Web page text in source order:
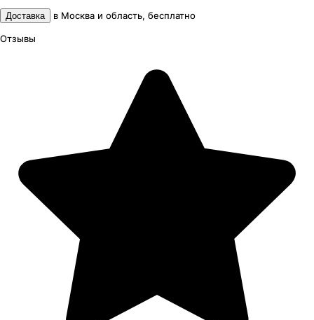
Доставка в Москва и область, бесплатно
Отзывы